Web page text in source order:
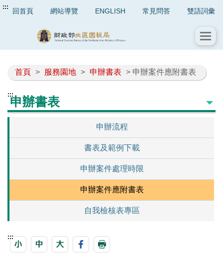
::: 回首頁 網站導覽 ENGLISH 常見問答 雙語詞彙
首頁 > 服務園地 > 申辦書表 > 申辦案件應附書表
:::申辦書表
申辦流程
書表及範例下載
申辦案件處理時限
申辦案件應附書表
自我檢核表專區
:::